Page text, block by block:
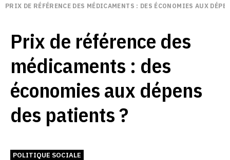
PRIX DE RÉFÉRENCE DES MÉDICAMENTS : DES ÉCONOMIES AUX
Prix de référence des
médicaments : des
économies aux dépens
des patients ?
POLITIQUE SOCIALE